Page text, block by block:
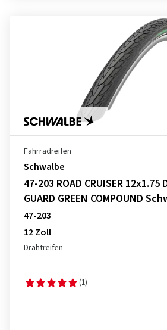
Fahrradreifen
Schwalbe
47-203 ROAD CRUISER
GUARD GREEN COMPOUND
47-203
12 Zoll
Drahtreifen
(1)